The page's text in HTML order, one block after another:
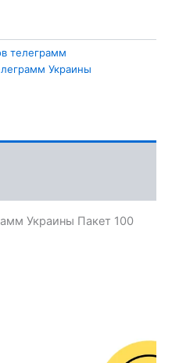
телеграмм
Украины
Украины Пакет 100